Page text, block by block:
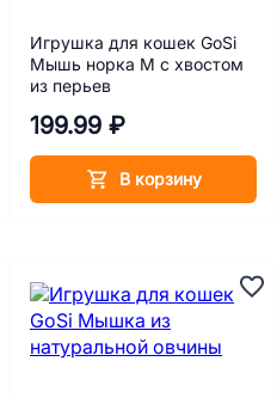
Игрушка для кошек GoSi
Мышь норка М с хвостом
из перьев
199.99 ₽
В корзину